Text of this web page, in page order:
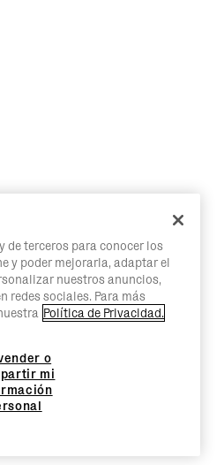
de terceros para conocer los
y poder mejorarla, adaptar el
nuestros anuncios,
redes sociales. Para más
Política de Privacidad.
o
mi